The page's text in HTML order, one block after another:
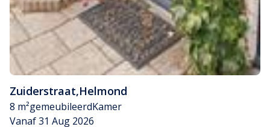
Zuiderstraat,Helmond
8 m²gemeubileerdKamer
Vanaf 31 Aug 2026